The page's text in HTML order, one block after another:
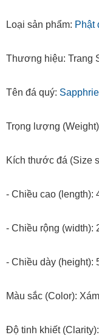
Loại sản phẩm: Phật
Thương hiệu: Trang
Tên đá quý:
Trọng lượng
Kích thước đá (Size
- Chiều cao (length):
- Chiều rộng (width):
- Chiều dày (height):
Màu sắc (Color):
Độ tinh khiết